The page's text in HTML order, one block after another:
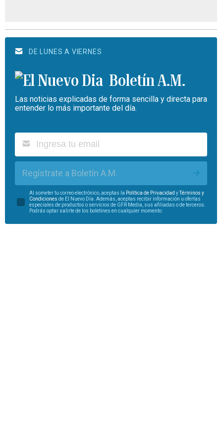
DE LUNES A VIERNES
Boletín A.M.
Las noticias explicadas de forma sencilla y directa para
entender lo más importante del día.
Regístrate a Boletín A.M.
Al someter tu correo electrónico, aceptas la Política de Privacidad yTérminos y
Condiciones de El Nuevo Día. Además, aceptas recibir información u ofertas
especiales de productos o servicios de GFR Media, sus afiliadas o de terceros.
Podrás optar salirte de los boletines en cualquier momento.